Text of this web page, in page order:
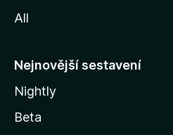
l
y
All
Nejnovější sestavení
Nightly
Beta